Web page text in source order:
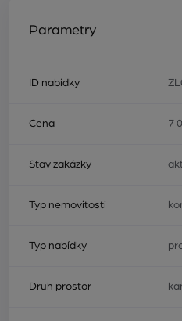
Parametry
ID nabídky
Cena 7
Stav zakázky
Typ nemovitosti
Typ nabídky
Druh prostor